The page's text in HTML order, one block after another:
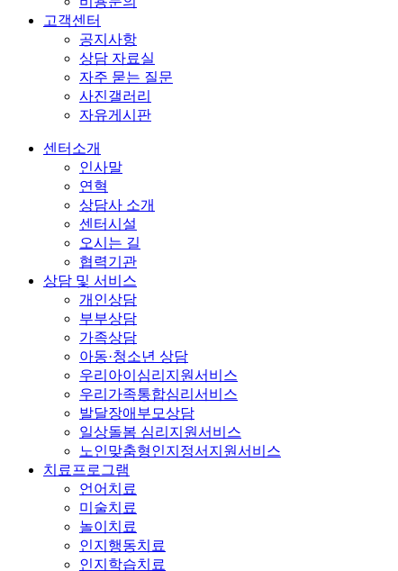
고객센터
공지사항
상담 자료실
자주 묻는 질문
사진갤러리
자유게시판
센터소개
인사말
연혁
상담사 소개
센터시설
오시는 길
협력기관
상담 및 서비스
개인상담
부부상담
가족상담
아동·청소년 상담
우리아이심리지원서비스
우리가족통합심리서비스
발달장애부모상담
일상돌봄 심리지원서비스
노인맞춤형인지정서지원서비스
치료프로그램
언어치료
미술치료
놀이치료
인지행동치료
인지학습치료